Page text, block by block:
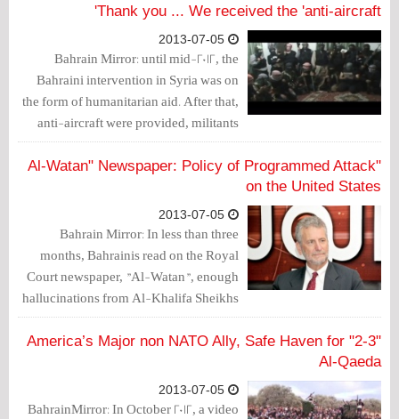
(+97333222006), Khalid Al Balushi
(+9736706000), and Abdul Karim Al
Emadi (+97333111202). It aims to equip
insurgents to fight in Syria, or to provide
them with combat equipment, such as
anti-aircraft missiles.
Thank you ... We received the 'anti-aircraft'
Bahrain Mirror: until mid-2012, the
Bahraini intervention in Syria was on
the form of humanitarian aid. After that,
anti-aircraft were provided, militants
were equipped and militant brigades
were financed, this is the Untold Story
Today it has turned public.
"Al-Watan" Newspaper: Policy of Programmed Attack
on the United States
Bahrain Mirror: In less than three
months, Bahrainis read on the Royal
Court newspaper, "Al-Watan", enough
hallucinations from Al-Khalifa Sheikhs
and the "accidental" politicians hostile
attitudes towards Washington and its
Krajeski.
"2-3" America’s Major non NATO Ally, Safe Haven for
Al-Qaeda
BahrainMirror: In October 2012, a video